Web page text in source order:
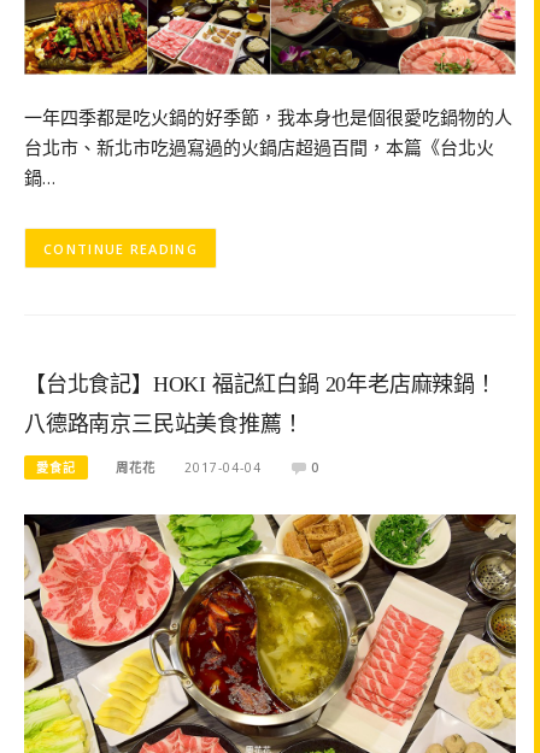
一年四季都是吃火鍋的好季節，我本身也是個很愛吃鍋物的人
台北市、新北市吃過寫過的火鍋店超過百間，本篇《台北火
鍋…
CONTINUE READING
【台北食記】HOKI 福記紅白鍋 20年老店麻辣鍋！
八德路南京三民站美食推薦！
愛食記 周花花 2017-04-04 0